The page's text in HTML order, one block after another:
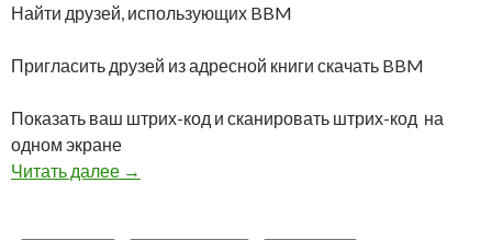
Найти друзей, использующих BBM
Пригласить друзей из адресной книги скачать BBM
Показать ваш штрих-код и сканировать штрих-код на
одном экране
Читать далее
BlackBerry выпустила обновление BBM для
→